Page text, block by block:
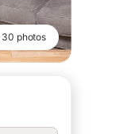
30 photos